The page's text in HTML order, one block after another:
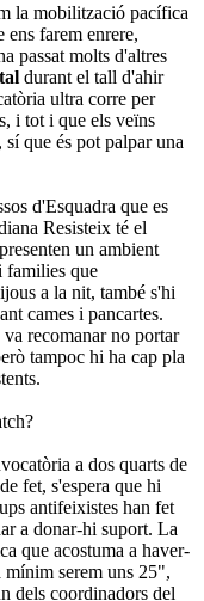
la mobilització pacífica
ens farem enrere,
passat molts d'altres
durant el tall d'ahir
ultra corre per
i tot i que els veïns
que és pot palpar una
d'Esquadra que es
Resisteix té el
un ambient
families que
a la nit, també s'hi
cames i pancartes.
recomanar no portar
tampoc hi ha cap pla
a dos quarts de
fet, s'espera que hi
antifeixistes han fet
a donar-hi suport. La
que acostuma a haver-
serem uns 25",
dels coordinadors del